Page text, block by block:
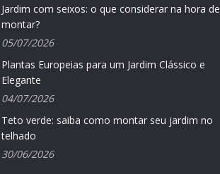
Jardim com seixos: o que considerar na hora de
montar?
05/07/2026
Plantas Europeias para um Jardim Clássico e
Elegante
04/07/2026
Teto verde: saiba como montar seu jardim no
telhado
30/06/2026